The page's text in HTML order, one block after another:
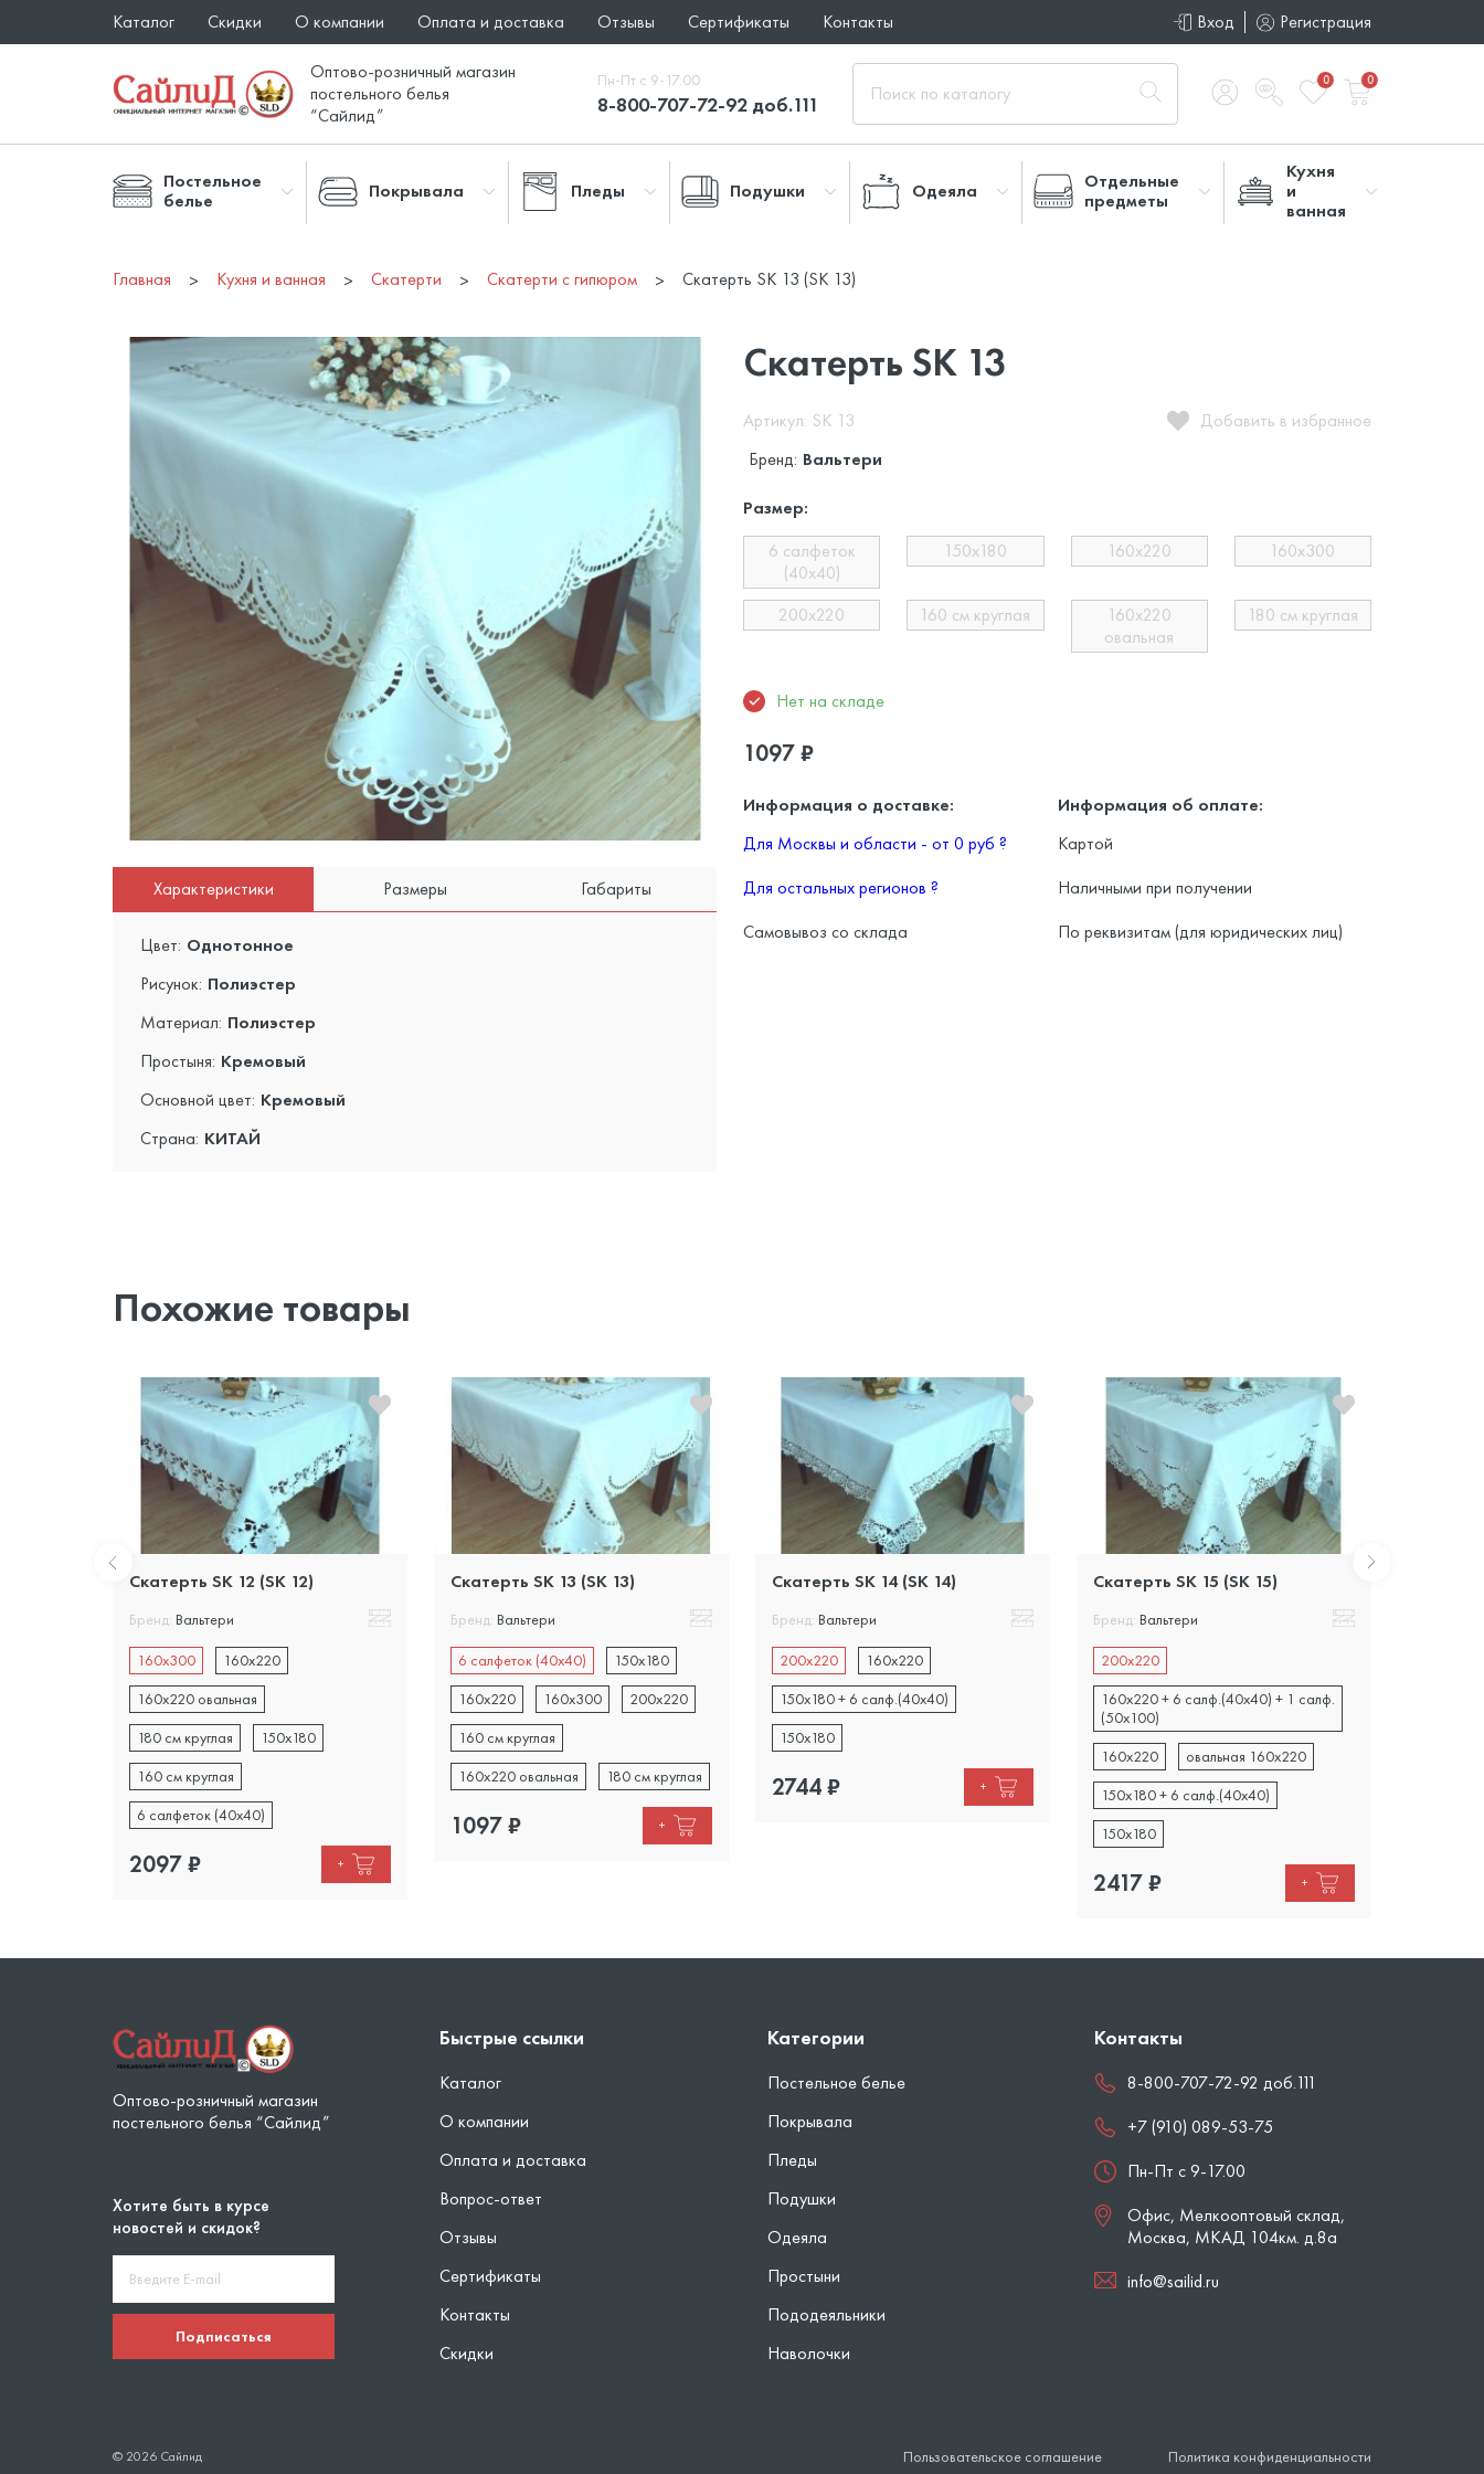
Каталог Скидки О компании Оплата и доставка Отзывы Сертификаты Контакты Вход Регистрация
Оптово-розничный магазин
постельного белья
“Сайлид”
Пн-Пт с 9-17.00
8-800-707-72-92 доб.111
0 0
Постельное
белье
Покрывала Пледы Подушки Одеяла
Отдельные
предметы
Кухня
и
ванная
Главная Кухня и ванная Скатерти Скатерти с гипюром Скатерть SK 13 (SK 13)
Характеристики Размеры Габариты
Цвет: Однотонное
Рисунок: Полиэстер
Материал: Полиэстер
Простыня: Кремовый
Основной цвет: Кремовый
Страна: КИТАЙ
Скатерть SK 13
Артикул: SK 13
Добавить в избранное
Бренд: Вальтери
Размер:
6 салфеток
(40х40)
150х180 160х220 160х300
200х220 160 см круглая
160х220
овальная
180 см круглая
Нет на складе
1097₽
Информация о доставке:
Для Москвы и области - от 0 руб?
Для остальных регионов?
Самовывоз со склада
Информация об оплате:
Картой
Наличными при получении
По реквизитам (для юридических лиц)
Похожие товары
Скатерть SK 12 (SK 12)
Бренд: Вальтери
160х300
160х220
160х220 овальная
180 см круглая
150х180
160 см круглая
6 салфеток (40х40)
2097₽ +
Скатерть SK 13 (SK 13)
Бренд: Вальтери
6 салфеток (40х40)
150х180
160х220
160х300
200х220
160 см круглая
160х220 овальная
180 см круглая
1097₽ +
Скатерть SK 14 (SK 14)
Бренд: Вальтери
200х220
160х220
150х180 + 6 салф.(40х40)
150х180
2744₽ +
Скатерть SK 15 (SK 15)
Бренд: Вальтери
200х220
160х220 + 6 салф.(40х40) + 1 салф.
(50х100)
160х220
овальная 160х220
150х180 + 6 салф.(40х40)
150х180
2417₽ +
Оптово-розничный магазин
постельного белья “Сайлид”
Хотите быть в курсе
новостей и скидок?
Подписаться
Быстрые ссылки
Каталог
О компании
Оплата и доставка
Вопрос-ответ
Отзывы
Сертификаты
Контакты
Скидки
Категории
Постельное белье
Покрывала
Пледы
Подушки
Одеяла
Простыни
Пододеяльники
Наволочки
Контакты
8-800-707-72-92 доб.111
+7 (910) 089-53-75
Пн-Пт с 9-17.00
Офис, Мелкооптовый склад,
Москва, МКАД 104км. д.8а
info@sailid.ru
© 2026 Сайлид Пользовательское соглашение Политика конфиденциальности